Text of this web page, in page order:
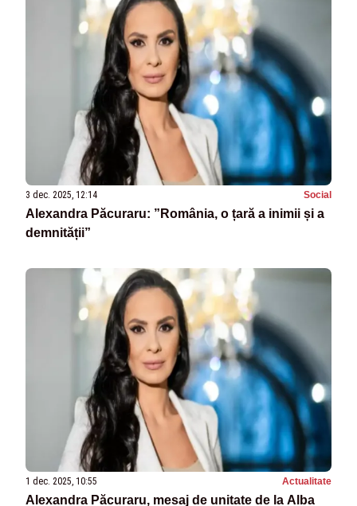
3 dec. 2025, 12:14 Social
Alexandra Păcuraru: ”România, o țară a inimii și a
demnității”
1 dec. 2025, 10:55 Actualitate
Alexandra Păcuraru, mesaj de unitate de la Alba